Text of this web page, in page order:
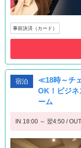
事前決済（カード）
宿泊
≪18時～チ
OK！ビジネ
ーム
IN 18:00 ～ 翌4:50 /